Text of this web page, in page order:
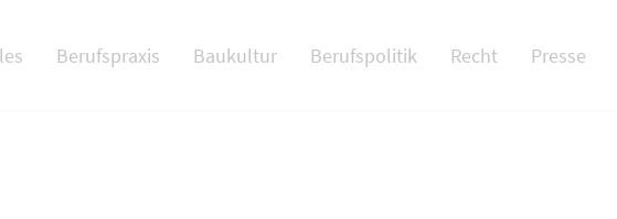
Berufspraxis Baukultur Berufspolitik Recht Presse